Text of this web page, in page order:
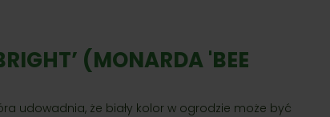
(MONARDA 'BEE
udowadnia, że biały kolor w ogrodzie może być